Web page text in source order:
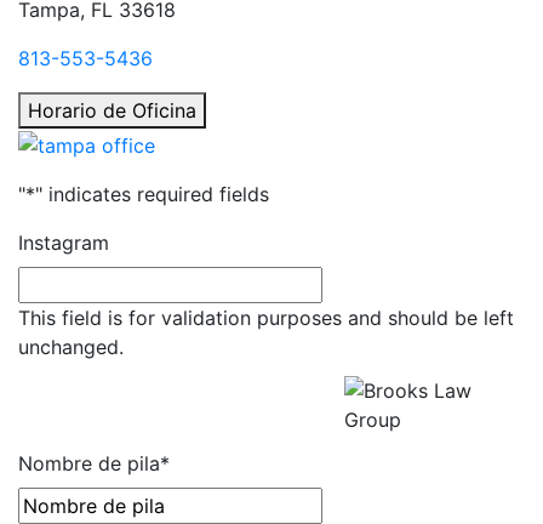
Tampa, FL 33618
813-553-5436
Horario de Oficina
"*" indicates required fields
Instagram
This field is for validation purposes and should be left
unchanged.
Nombre de pila*